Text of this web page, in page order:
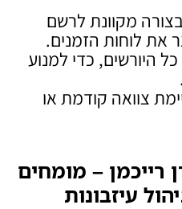
מקוונת לרשם
את לוחות הזמנים.
היורשים, כדי למנוע
צוואה קודמת או
רייכמן – מומחים
עיזבונות